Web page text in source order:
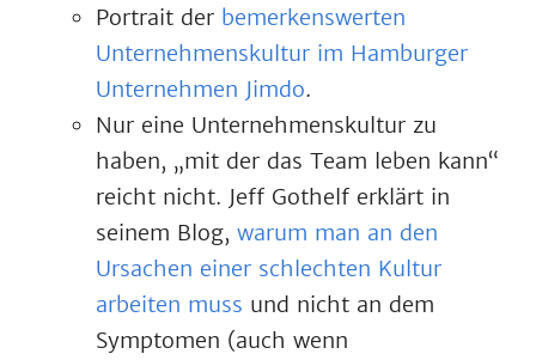
Portrait der bemerkenswerten
Unternehmenskultur im Hamburger
Unternehmen Jimdo.
Nur eine Unternehmenskultur zu
haben, „mit der das Team leben kann“
reicht nicht. Jeff Gothelf erklärt in
seinem Blog, warum man an den
Ursachen einer schlechten Kultur
arbeiten muss und nicht an dem
Symptomen (auch wenn